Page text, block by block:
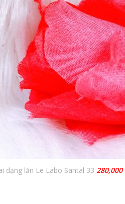
dạng lăn Le Labo Santal 33 280,000